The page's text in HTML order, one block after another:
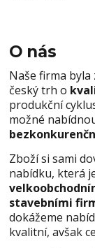
O nás
Naše firma byla
český trh o
produkční
možné
Zboží si sami
nabídku, která
stavebními
dokážeme
kvalitní, avšak